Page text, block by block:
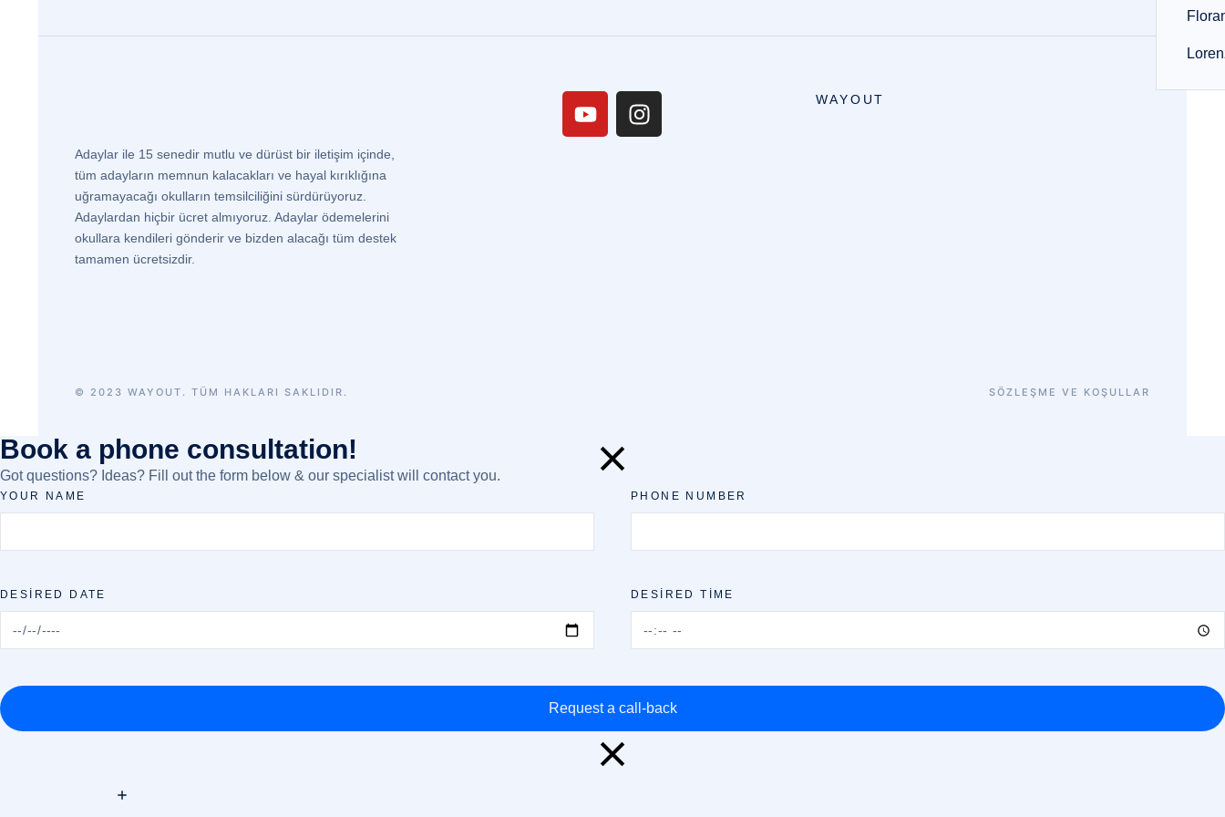
Adaylar ile 15 senedir mutlu ve dürüst bir iletişim içinde,
tüm adayların memnun kalacakları ve hayal kırıklığına
uğramayacağı okulların temsilciliğini sürdürüyoruz.
Adaylardan hiçbir ücret almıyoruz. Adaylar ödemelerini
okullara kendileri gönderir ve bizden alacağı tüm destek
tamamen ücretsizdir.
WAYOUT
© 2023 WAYOUT. TÜM HAKLARI SAKLIDIR. SÖZLEŞME VE KOŞULLAR
Book a phone consultation!
Got questions? Ideas? Fill out the form below & our specialist will contact you.
YOUR NAME PHONE NUMBER
DESIRED DATE DESIRED TIME
Request a call-back